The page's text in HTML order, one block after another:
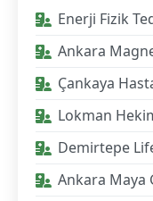
Enerji Fizik
Ankara
Çankaya
Lokman
Demirtepe
Ankara Maya